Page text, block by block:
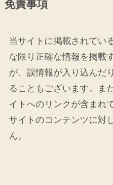
免責事項
当サイトに掲載されてい
な限り正確な情報を掲載
が、誤情報が入り込んだ
ることもございます。ま
イトへのリンクが含まれ
サイトのコンテンツに対
ん。